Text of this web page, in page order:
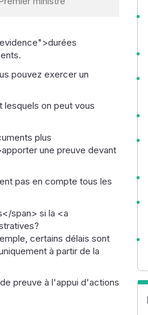
pouvez exercer un
on peut vous
plus
une preuve devant
pas en compte tous les
span> si la <a
certains délais sont
à partir de la
preuve à l'appui d'actions